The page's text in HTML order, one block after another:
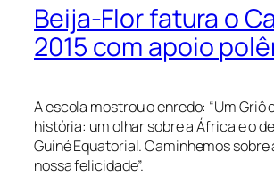
Beija-Flor fatura o
2015 com apoio
A escola mostrou o enredo: “Um Griô
história: um olhar sobre a África e o
Guiné Equatorial. Caminhemos sobre
nossa felicidade”.